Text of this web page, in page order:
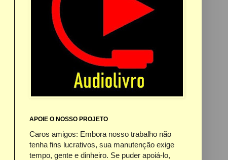
APOIE O NOSSO PROJETO
Caros amigos: Embora nosso trabalho não
tenha fins lucrativos, sua manutenção exige
tempo, gente e dinheiro. Se puder apoiá-lo,